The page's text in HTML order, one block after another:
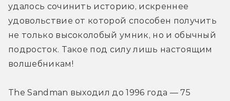
удалось сочинить историю, искреннее
удовольствие от которой способен получить
не только высоколобый умник, но и обычный
подросток. Такое под силу лишь настоящим
волшебникам!
The Sandman выходил до 1996 года — 75